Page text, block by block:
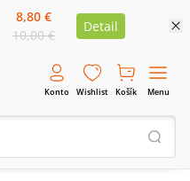
8,80 €
10,00 €
Detail
Konto Wishlist Košík Menu